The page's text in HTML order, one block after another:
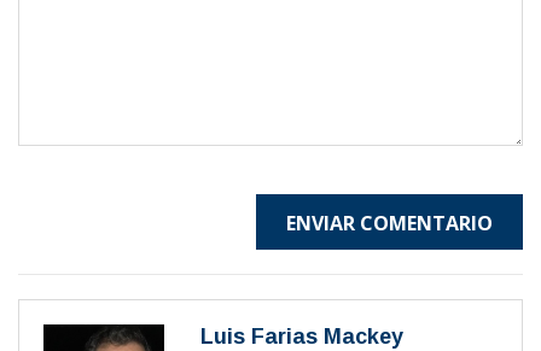
ENVIAR COMENTARIO
Luis Farias Mackey